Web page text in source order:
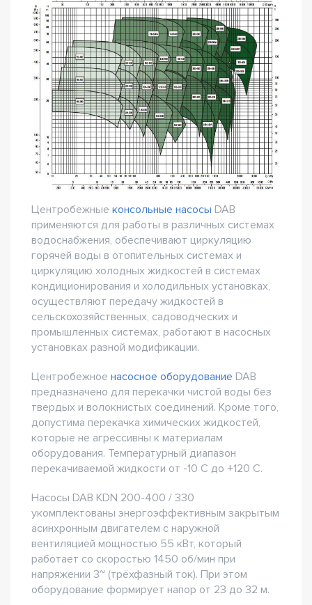
Центробежные консольные насосы DAB
применяются для работы в различных системах
водоснабжения, обеспечивают циркуляцию
горячей воды в отопительных системах и
циркуляцию холодных жидкостей в системах
кондиционирования и холодильных установках,
осуществляют передачу жидкостей в
сельскохозяйственных, садоводческих и
промышленных системах, работают в насосных
установках разной модификации.
Центробежное насосное оборудование DAB
предназначено для перекачки чистой воды без
твердых и волокнистых соединений. Кроме того,
допустима перекачка химических жидкостей,
которые не агрессивны к материалам
оборудования. Температурный диапазон
перекачиваемой жидкости от -10 С до +120 С.
Насосы DAB KDN 200-400 / 330
укомплектованы энергоэффективным закрытым
асинхронным двигателем с наружной
вентиляцией мощностью 55 кВт, который
работает со скоростью 1450 об/мин при
напряжении 3~ (трёхфазный ток). При этом
оборудование формирует напор от 23 до 32 м.